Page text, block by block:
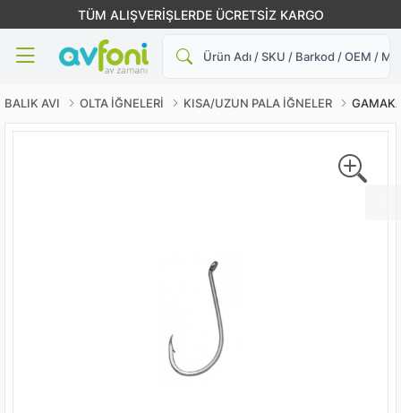
TÜM ALIŞVERİŞLERDE ÜCRETSİZ KARGO
BALIK AVI OLTA İĞNELERİ KISA/UZUN PALA İĞNELER